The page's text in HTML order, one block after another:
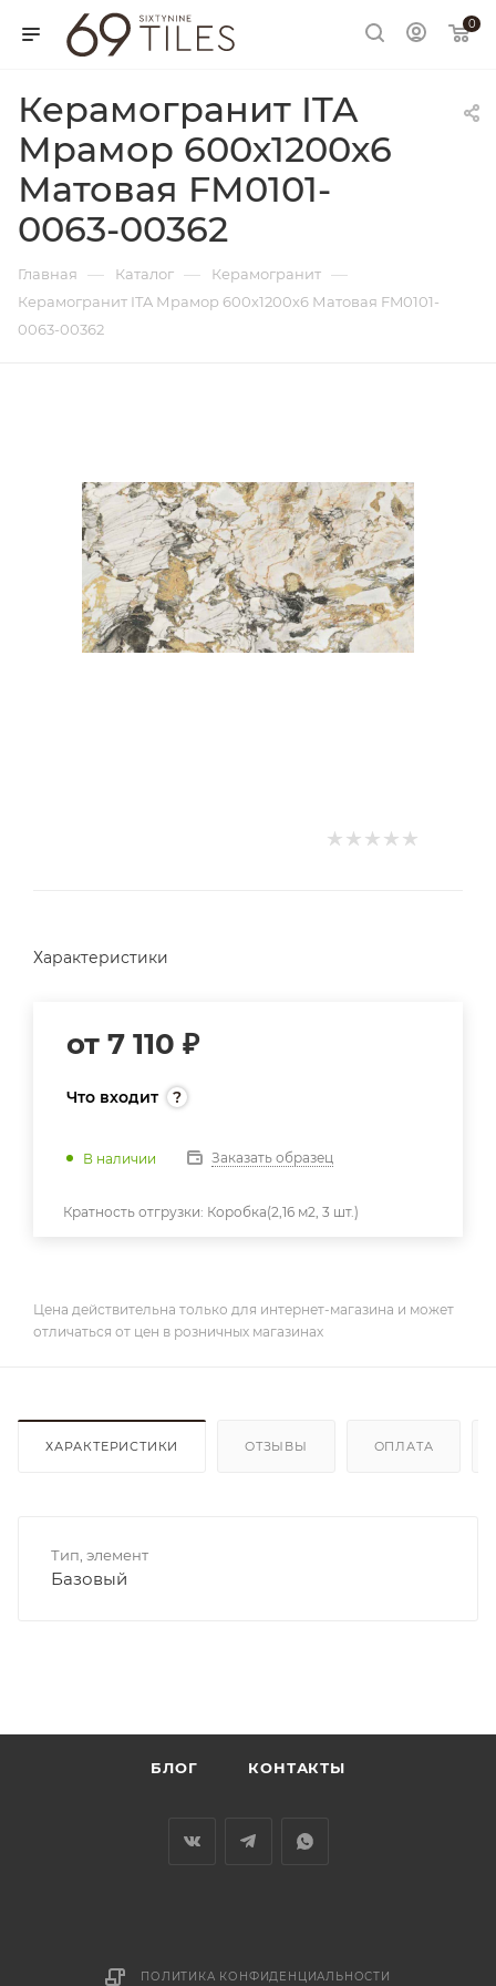
0
Керамогранит ITA
Мрамор 600х1200х6
Матовая FM0101-
0063-00362
Главная — Каталог — Керамогранит —
Керамогранит ITA Мрамор 600х1200х6 Матовая FM0101-
0063-00362
Характеристики
от 7 110 ₽
Что входит
В наличии Заказать образец
Кратность отгрузки: Коробка(2,16 м2, 3 шт.)
Цена действительна только для интернет-магазина и может
отличаться от цен в розничных магазинах
ХАРАКТЕРИСТИКИ ОТЗЫВЫ ОПЛАТА
Тип, элемент
Базовый
БЛОГ КОНТАКТЫ
ПОЛИТИКА КОНФИДЕНЦИАЛЬНОСТИ